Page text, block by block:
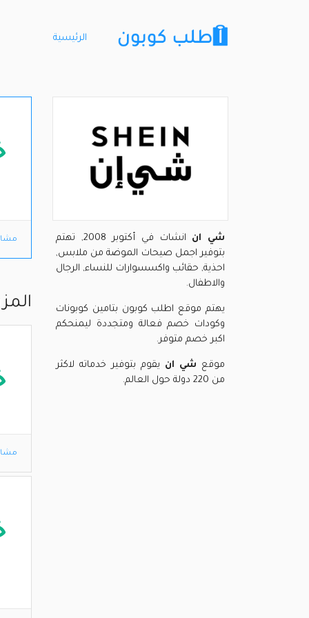
الرئيسية
شي ان
انشات في أكتوبر 2008, تهتم
بتوفير اجمل صيحات الموضة من ملابس,
احذية, حقائب واكسسوارات للنساء, الرجال
والاطفال.
يهتم موقع اطلب كوبون بتامين كوبونات
وكودات خصم فعالة ومتجددة ليمنحكم
اكبر خصم متوفر.
موقع شي ان يقوم بتوفير خدماته لاكثر
من 220 دولة حول العالم.